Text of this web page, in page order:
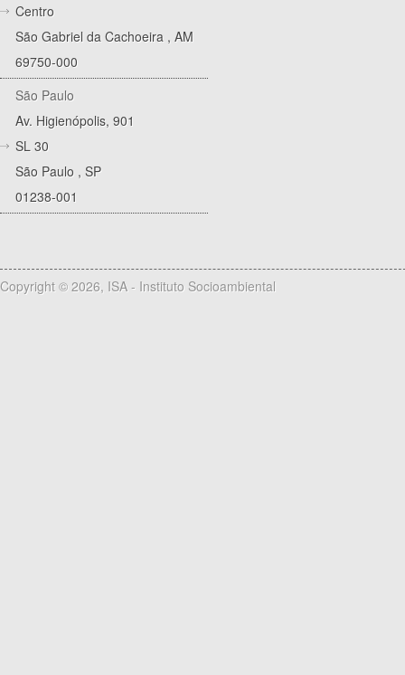
Centro
São Gabriel da Cachoeira , AM
69750-000
São Paulo
Av. Higienópolis, 901
SL 30
São Paulo , SP
01238-001
Copyright © 2026, ISA - Instituto Socioambiental